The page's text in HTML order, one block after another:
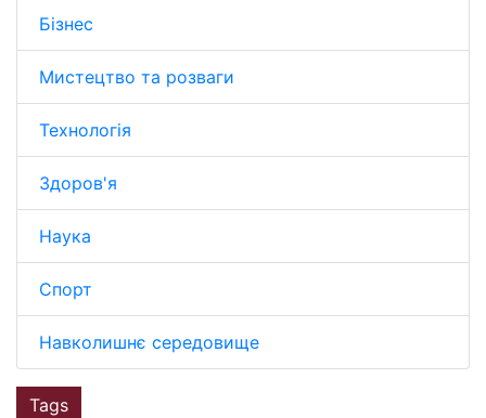
Бізнес
Мистецтво та розваги
Технологія
Здоров'я
Наука
Спорт
Навколишнє середовище
Tags